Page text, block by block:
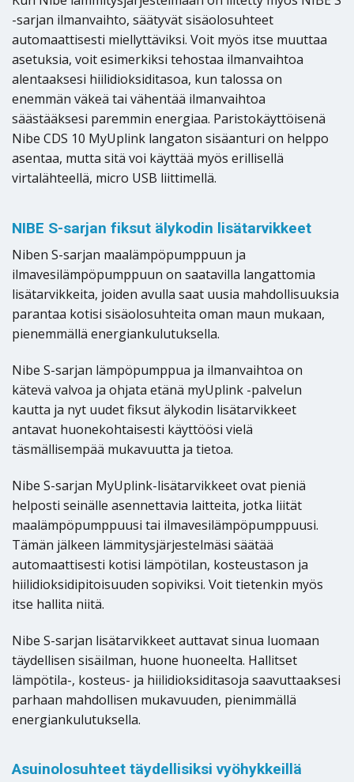
-sarjan ilmanvaihto, säätyvät sisäolosuhteet
automaattisesti miellyttäviksi. Voit myös itse muuttaa
asetuksia, voit esimerkiksi tehostaa ilmanvaihtoa
alentaaksesi hiilidioksiditasoa, kun talossa on
enemmän väkeä tai vähentää ilmanvaihtoa
säästääksesi paremmin energiaa. Paristokäyttöisenä
Nibe CDS 10 MyUplink langaton sisäanturi on helppo
asentaa, mutta sitä voi käyttää myös erillisellä
virtalähteellä, micro USB liittimellä.
NIBE S-sarjan fiksut älykodin lisätarvikkeet
Niben S-sarjan maalämpöpumppuun ja
ilmavesilämpöpumppuun on saatavilla langattomia
lisätarvikkeita, joiden avulla saat uusia mahdollisuuksia
parantaa kotisi sisäolosuhteita oman maun mukaan,
pienemmällä energiankulutuksella.
Nibe S-sarjan lämpöpumppua ja ilmanvaihtoa on
kätevä valvoa ja ohjata etänä myUplink -palvelun
kautta ja nyt uudet fiksut älykodin lisätarvikkeet
antavat huonekohtaisesti käyttöösi vielä
täsmällisempää mukavuutta ja tietoa.
Nibe S-sarjan MyUplink-lisätarvikkeet ovat pieniä
helposti seinälle asennettavia laitteita, jotka liität
maalämpöpumppuusi tai ilmavesilämpöpumppuusi.
Tämän jälkeen lämmitysjärjestelmäsi säätää
automaattisesti kotisi lämpötilan, kosteustason ja
hiilidioksidipitoisuuden sopiviksi. Voit tietenkin myös
itse hallita niitä.
Nibe S-sarjan lisätarvikkeet auttavat sinua luomaan
täydellisen sisäilman, huone huoneelta. Hallitset
lämpötila-, kosteus- ja hiilidioksiditasoja saavuttaaksesi
parhaan mahdollisen mukavuuden, pienimmällä
energiankulutuksella.
Asuinolosuhteet täydellisiksi vyöhykkeillä